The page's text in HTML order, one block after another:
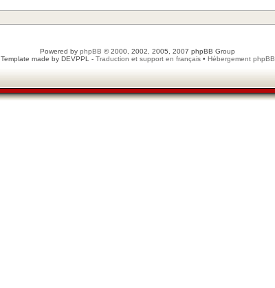
Powered by phpBB © 2000, 2002, 2005, 2007 phpBB Group
Template made by DEVPPL - Traduction et support en français• Hébergement phpBB